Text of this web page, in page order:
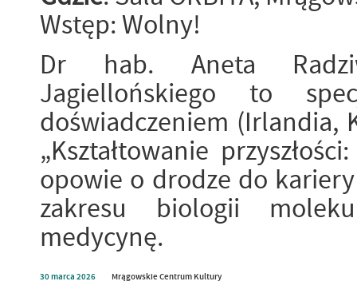
Wstęp: Wolny!
Dr hab. Aneta
Jagiellońskiego to
doświadczeniem (Irlandia,
„Kształtowanie
opowie o drodze do
zakresu biologii
medycynę.
30marca 2026 Mrągowskie Centrum Kultury